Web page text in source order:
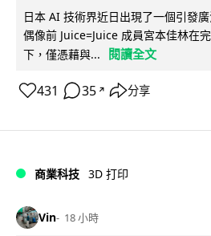
日本 AI 技術界近日出現了一個引發
偶像前 Juice=Juice 成員宮本佳林在
下，僅憑藉與...
閱讀全文
431 35 ↗ 分享
商業科技 3D 打印
Vin 18 小時